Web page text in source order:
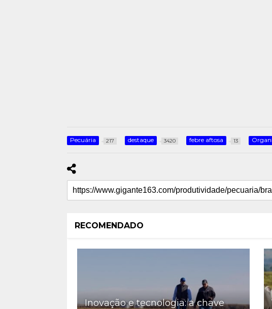
Pecuária 217 destaque 3420 febre aftosa 13
RECOMENDADO
Inovação e tecnologia: a chave